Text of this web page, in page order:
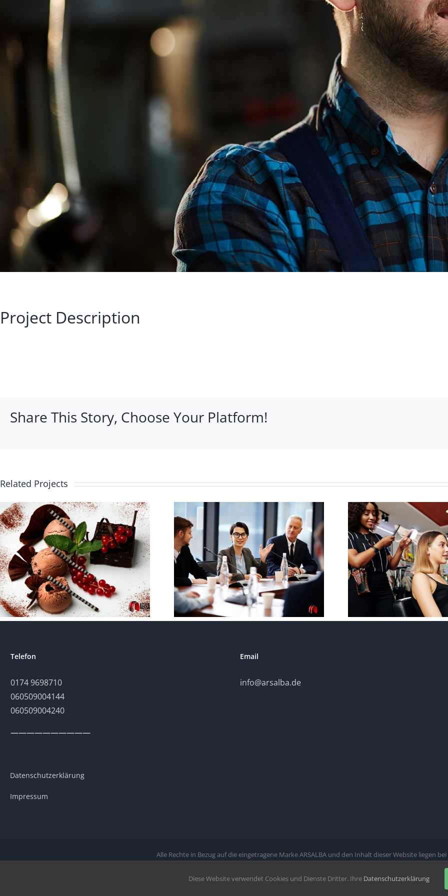
Project Description
Share This Story, Choose Your Platform!
Related Projects
Business-seminar
Young-woman-
having-her-hair-
done
Telefon
0174 9698710
060509004144
060509004240
——————————
Datenschutzerklärung
Impressum
Email
info@arsalba.de
Alle Rechte in Bezug auf die eingetragene Marke ARSALBA und den Inhalt dieser Website liegen
Facebook
X Instagram
WhatsApp
YouTube
Diese Website verwendet Cookies und Dienste Dritter. Ihre Datenschutzerklärung